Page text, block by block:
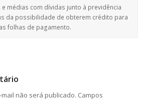
médias com dívidas junto à previdência
da possibilidade de obterem crédito para
folhas de pagamento.
não será publicado. Campos